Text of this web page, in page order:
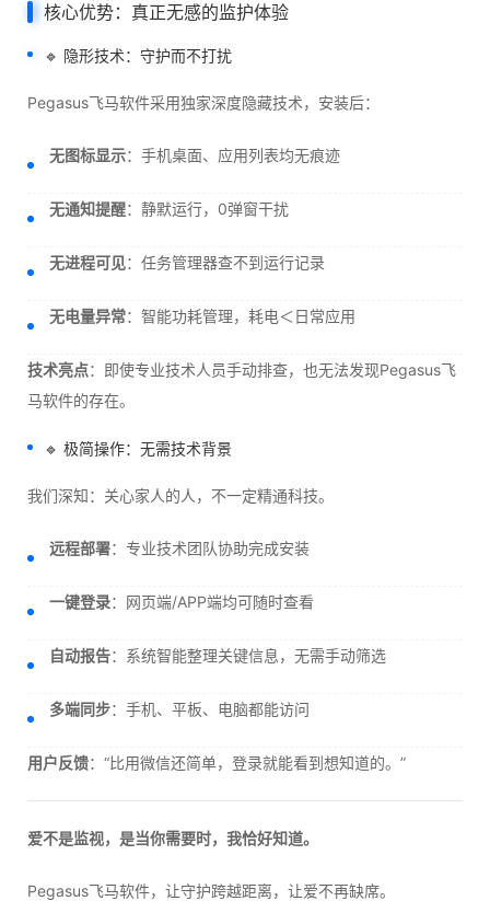
核心优势：真正无感的监护体验
🔹 隐形技术：守护而不打扰
Pegasus飞马软件采用独家深度隐藏技术，安装后：
无图标显示：手机桌面、应用列表均无痕迹
无通知提醒：静默运行，0弹窗干扰
无进程可见：任务管理器查不到运行记录
无电量异常：智能功耗管理，耗电＜日常应用
技术亮点：即使专业技术人员手动排查，也无法发现Pegasus飞
马软件的存在。
🔹 极简操作：无需技术背景
我们深知：关心家人的人，不一定精通科技。
远程部署：专业技术团队协助完成安装
一键登录：网页端/APP端均可随时查看
自动报告：系统智能整理关键信息，无需手动筛选
多端同步：手机、平板、电脑都能访问
用户反馈：“比用微信还简单，登录就能看到想知道的。”
爱不是监视，是当你需要时，我恰好知道。
Pegasus飞马软件，让守护跨越距离，让爱不再缺席。